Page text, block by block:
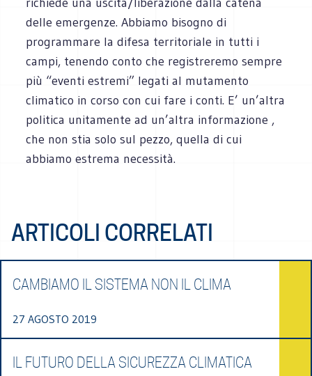
delle emergenze. Abbiamo bisogno di
programmare la difesa territoriale in tutti i
campi, tenendo conto che registreremo sempre
più “eventi estremi” legati al mutamento
climatico in corso con cui fare i conti. E’ un’altra
politica unitamente ad un’altra informazione ,
che non stia solo sul pezzo, quella di cui
abbiamo estrema necessità.
ARTICOLI CORRELATI
CAMBIAMO IL SISTEMA NON IL CLIMA
27 AGOSTO 2019
IL FUTURO DELLA SICUREZZA CLIMATICA